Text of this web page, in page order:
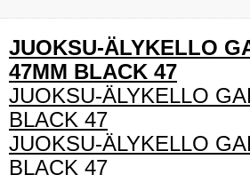
JUOKSU-ÄLYKELLO
47MM BLACK 47
JUOKSU-ÄLYKELLO
BLACK 47
JUOKSU-ÄLYKELLO
BLACK 47